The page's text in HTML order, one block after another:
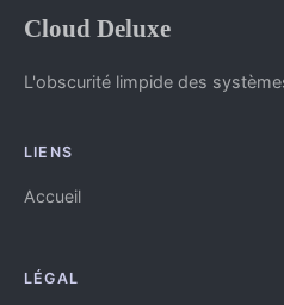
Cloud Deluxe
L'obscurité limpide des
LIENS
Accueil
LÉGAL